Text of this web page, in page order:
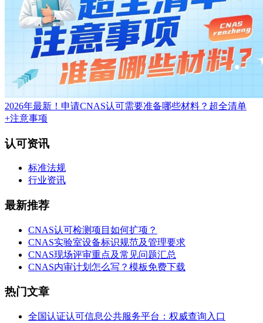
2026年最新！申请CNAS认可需要准备哪些材料？超全清单
+注意事项
认可资讯
标准法规
行业资讯
最新推荐
CNAS认可检测项目如何扩项？
CNAS实验室设备标识规范及管理要求
CNAS现场评审重点及常见问题汇总
CNAS内审计划怎么写？模板免费下载
热门文章
全国认证认可信息公共服务平台：权威查询入口